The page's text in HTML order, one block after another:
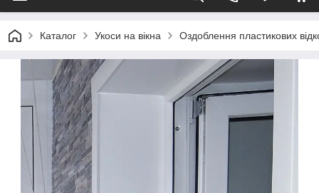
Каталог Укоси на вікна Оздоблення пластикових